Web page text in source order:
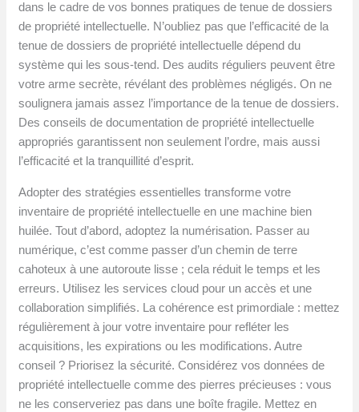
dans le cadre de vos bonnes pratiques de tenue de dossiers
de propriété intellectuelle. N’oubliez pas que l’efficacité de la
tenue de dossiers de propriété intellectuelle dépend du
système qui les sous-tend. Des audits réguliers peuvent être
votre arme secrète, révélant des problèmes négligés. On ne
soulignera jamais assez l’importance de la tenue de dossiers.
Des conseils de documentation de propriété intellectuelle
appropriés garantissent non seulement l’ordre, mais aussi
l’efficacité et la tranquillité d’esprit.
Adopter des stratégies essentielles transforme votre
inventaire de propriété intellectuelle en une machine bien
huilée. Tout d’abord, adoptez la numérisation. Passer au
numérique, c’est comme passer d’un chemin de terre
cahoteux à une autoroute lisse ; cela réduit le temps et les
erreurs. Utilisez les services cloud pour un accès et une
collaboration simplifiés. La cohérence est primordiale : mettez
régulièrement à jour votre inventaire pour refléter les
acquisitions, les expirations ou les modifications. Autre
conseil ? Priorisez la sécurité. Considérez vos données de
propriété intellectuelle comme des pierres précieuses : vous
ne les conserveriez pas dans une boîte fragile. Mettez en